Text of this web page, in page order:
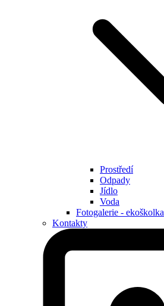
Prostředí
Odpady
Jídlo
Voda
Fotogalerie - ekoškolka
Kontakty